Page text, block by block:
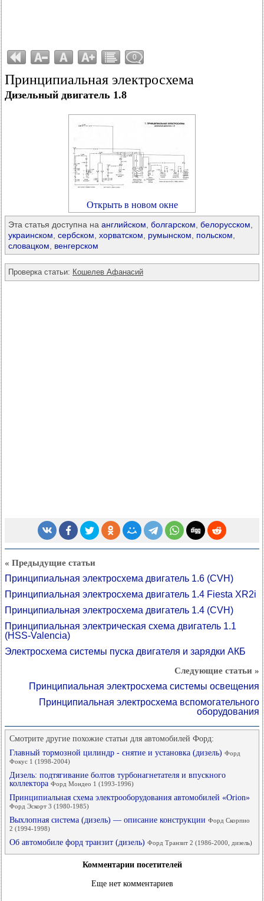
0
Принципиальная электросхема
Дизельный двигатель 1.8
Открыть в новом окне
Эта статья доступна на английском болгарском белорусском
украинском сербском хорватском румынском польском
словацком
венгерском
Проверка статьи: Кошелев Афанасий
« Предыдущие статьи
Принципиальная электросхема двигатель 1.6 (CVH)
Принципиальная электросхема двигатель 1.4 Fiesta XR2i
Принципиальная электросхема двигатель 1.4 (CVH)
Принципиальная электрическая схема двигатель 1.1
(HSS-Valencia)
Электросхема системы пуска двигателя и зарядки АКБ
Следующие статьи »
Принципиальная электросхема системы освещения
Принципиальная электросхема вспомогательного
оборудования
Смотрите другие похожие статьи для автомобилей Форд:
Главный тормозной цилиндр - снятие и установка (дизель) Форд
Фокус 1 (1998-2004)
Дизель: подтягивание болтов турбонагнетателя и впускного
коллектора Форд Мондео 1 (1993-1996)
Принципиальная схема электрооборудования автомобилей «Orion»
Форд Эскорт 3 (1980-1985)
Выхлопная система (дизель) — описание конструкции Форд Скорпио
2 (1994-1998)
Об автомобиле форд транзит (дизель) Форд Транзит 2 (1986-2000, дизель)
Комментарии посетителей
Еще нет комментариев